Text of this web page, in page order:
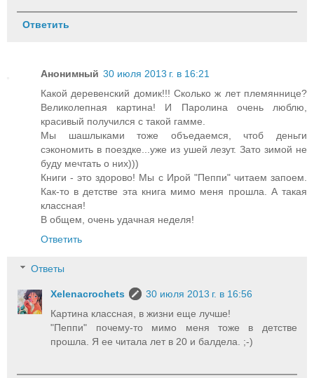
Ответить
Анонимный 30 июля 2013 г. в 16:21
Какой деревенский домик!!! Сколько ж лет племяннице?
Великолепная картина! И Паролина очень люблю,
красивый получился с такой гамме.
Мы шашлыками тоже объедаемся, чтоб деньги
сэкономить в поездке...уже из ушей лезут. Зато зимой не
буду мечтать о них)))
Книги - это здорово! Мы с Ирой "Пеппи" читаем запоем.
Как-то в детстве эта книга мимо меня прошла. А такая
классная!
В общем, очень удачная неделя!
Ответить
Ответы
Xelenacrochets
30 июля 2013 г. в 16:56
Картина классная, в жизни еще лучше!
"Пеппи" почему-то мимо меня тоже в детстве
прошла. Я ее читала лет в 20 и балдела. ;-)